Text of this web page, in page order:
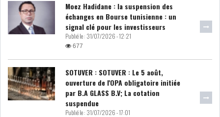
MAURITANIE : MATTEL LANCE
ATTIJARIWAFA BANK : LA
HAUSSE DES BÉNÉFI...
Moez Hadidane : la suspension des
échanges en Bourse tunisienne : un
signal clé pour les investisseurs
Publié le : 31/07/2026 - 12:21
677
SOTUVER : SOTUVER : Le 5 août,
ouverture de l'OPA obligatoire initiée
par B.A GLASS B.V; La cotation
suspendue
Publié le : 31/07/2026 - 17:01